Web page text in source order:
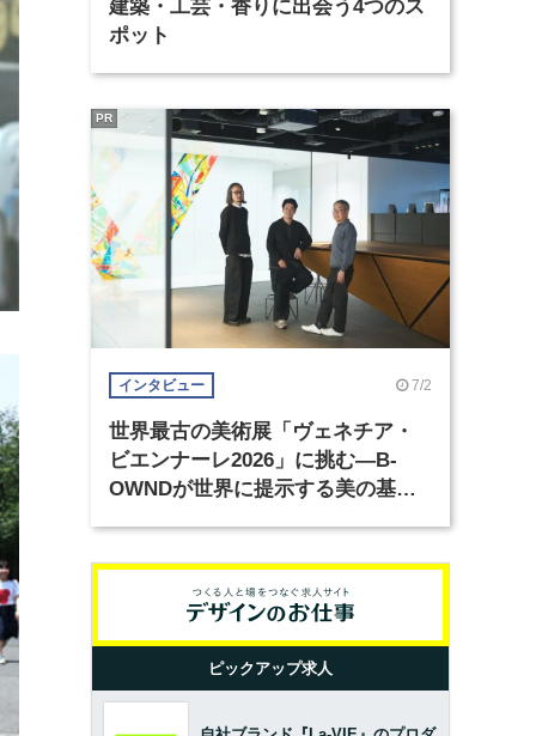
建築・工芸・香りに出会う4つのス
ポット
インタビュー 7/2
世界最古の美術展「ヴェネチア・
ビエンナーレ2026」に挑む―B-
OWNDが世界に提示する美の基準
PR
ピックアップ求人